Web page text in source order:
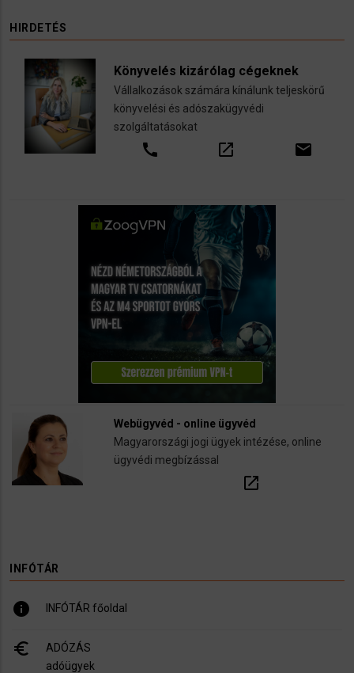
HIRDETÉS
Könyvelés kizárólag cégeknek
Vállalkozások számára kínálunk teljeskörű
könyvelési és adószakügyvédi
szolgáltatásokat
call open_in_new email
Webügyvéd - online ügyvéd
Magyarországi jogi ügyek intézése, online
ügyvédi megbízással
open_in_new
INFÓTÁR
info INFÓTÁR főoldal
euro_symbol
ADÓZÁS
adóügyek